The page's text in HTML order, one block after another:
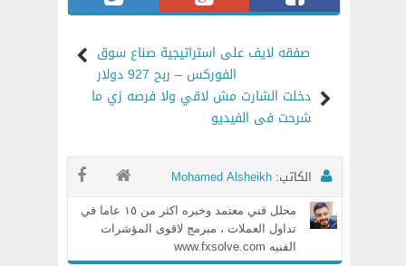
صفقه لايف على استراتيجية صناع سوق
الفوركس – ربح 927 دولار
دخلت الشارت مش لاقي ولا فرصه زي ما
شرحت فى الفيديو
الكاتب: Mohamed Alsheikh
محلل فني معتمد وخبره اكثر من ١٥ عاما في
تداول العملات ، مبرمج لاقوى المؤشرات
الفنيه www.fxsolve.com